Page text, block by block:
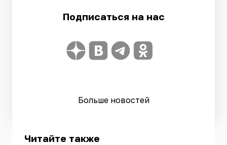
Подписаться на нас
Больше новостей
Читайте также